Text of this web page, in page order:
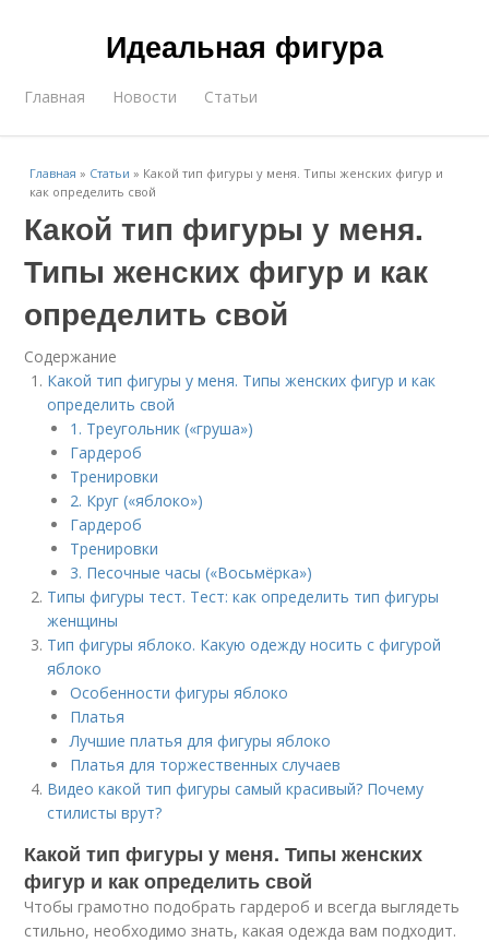
Идеальная фигура
Главная Новости Статьи
Главная » Статьи » Какой тип фигуры у меня. Типы женских фигур и
как определить свой
Какой тип фигуры у меня.
Типы женских фигур и как
определить свой
Содержание
Какой тип фигуры у меня. Типы женских фигур и как
определить свой
1. Треугольник («груша»)
Гардероб
Тренировки
2. Круг («яблоко»)
Гардероб
Тренировки
3. Песочные часы («Восьмёрка»)
Типы фигуры тест. Тест: как определить тип фигуры
женщины
Тип фигуры яблоко. Какую одежду носить с фигурой
яблоко
Особенности фигуры яблоко
Платья
Лучшие платья для фигуры яблоко
Платья для торжественных случаев
Видео какой тип фигуры самый красивый? Почему
стилисты врут?
Какой тип фигуры у меня. Типы женских
фигур и как определить свой
Чтобы грамотно подобрать гардероб и всегда выглядеть
стильно, необходимо знать, какая одежда вам подходит.